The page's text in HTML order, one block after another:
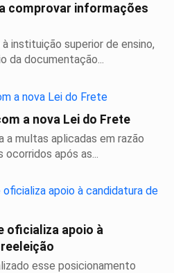
comprovar informações
instituição superior de ensino,
da documentação...
a nova Lei do Frete
a multas aplicadas em razão
após as...
oficializa apoio à
esse posicionamento